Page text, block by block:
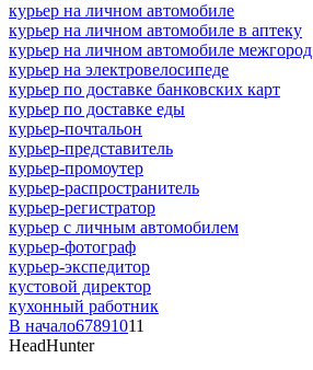
курьер на личном автомобиле
курьер на личном автомобиле в аптеку
курьер на личном автомобиле межгород
курьер на электровелосипеде
курьер по доставке банковских карт
курьер по доставке еды
курьер-почтальон
курьер-представитель
курьер-промоутер
курьер-распространитель
курьер-регистратор
курьер с личным автомобилем
курьер-фотограф
курьер-экспедитор
кустовой директор
кухонный работник
В начало67891011
HeadHunter